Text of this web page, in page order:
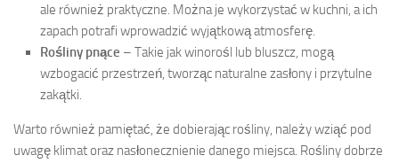
ale również praktyczne. Można je wykorzystać w kuchni, a ich
zapach potrafi wprowadzić wyjątkową atmosferę.
Rośliny pnące – Takie jak winorośl lub bluszcz, mogą
wzbogacić przestrzeń, tworząc naturalne zasłony i przytulne
zakątki.
Warto również pamiętać, że dobierając rośliny, należy wziąć pod
uwagę klimat oraz nasłonecznienie danego miejsca. Rośliny dobrze